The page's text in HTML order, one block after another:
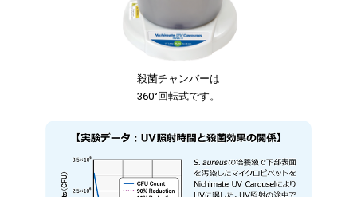
殺菌チャンバーは
360°回転式です。